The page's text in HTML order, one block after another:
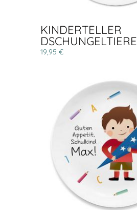
KINDERTELLER
DSCHUNGELTIERE
19,95 €